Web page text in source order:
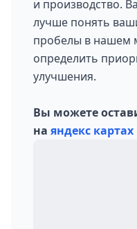
дня. Заметная часть
переставляет
этом и стоит экономика
и производство.
лучше понять
пробелы в нашем
определить
улучшения.
Вы можете
на яндекс картах